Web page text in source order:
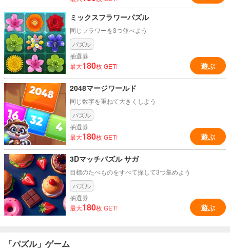
ミックスフラワーパズル
同じフラワーを3つ並べよう
パズル
抽選券
最大180枚 GET! 遊ぶ
2048マージワールド
同じ数字を重ねて大きくしよう
パズル
抽選券
最大180枚 GET! 遊ぶ
3Dマッチパズル サガ
目標のたべものをすべて探して3つ集めよう
パズル
抽選券
最大180枚 GET! 遊ぶ
「パズル」ゲーム